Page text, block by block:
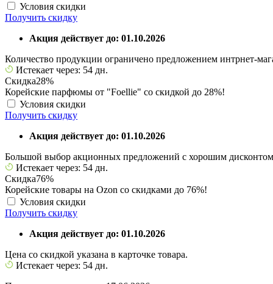
Условия скидки
Получить скидку
Акция действует до: 01.10.2026
Количество продукции ограничено предложением интрнет-
Истекает через: 54 дн.
Скидка28%
Корейские парфюмы от "Foellie" со скидкой до 28%!
Условия скидки
Получить скидку
Акция действует до: 01.10.2026
Большой выбор акционных предложений с хорошим
Истекает через: 54 дн.
Скидка76%
Корейские товары на Ozon со скидками до 76%!
Условия скидки
Получить скидку
Акция действует до: 01.10.2026
Цена со скидкой указана в карточке товара.
Истекает через: 54 дн.